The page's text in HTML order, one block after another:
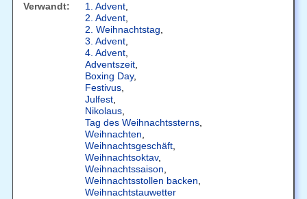
Verwandt:
1. Advent,
2. Advent,
2. Weihnachtstag,
3. Advent,
4. Advent,
Adventszeit,
Boxing Day,
Festivus,
Julfest,
Nikolaus,
Tag des Weihnachtssterns,
Weihnachten,
Weihnachtsgeschäft,
Weihnachtsoktav,
Weihnachtssaison,
Weihnachtsstollen backen,
Weihnachtstauwetter